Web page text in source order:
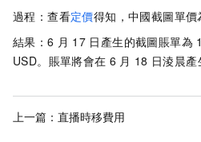
過程：查看定價得知，中國截圖單價
結果：6 月 17 日產生的截圖賬單為
USD。賬單將會在 6 月 18 日淩晨產
上一篇： 直播時移費用